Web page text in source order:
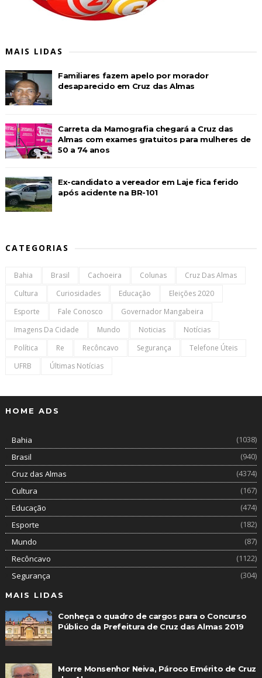
MAIS LIDAS
Familiares fazem apelo por morador
desaparecido em Cruz das Almas
Carreta da Mamografia chegará a Cruz das
Almas com exames gratuitos para mulheres de
50 a 74 anos
Ex-candidato a vereador em Laje fica ferido
após acidente na BR-101
CATEGORIAS
Bahia Brasil Cachoeira Colunas
Cruz Das Almas
Cultura
Curiosidades Educação
Eleições 2020
Esporte
Fale Conosco
Governador Mangabeira
Imagens Da Cidade
Mundo Noticias
Notícias
Política
Re Recôncavo Segurança
Telefone Úteis
UFRB
Últimas Notícias
HOME ADS
Bahia
(1038)
Brasil
(940)
Cruz das Almas
(4374)
Cultura
(167)
Educação
(474)
Esporte
(182)
Mundo
(87)
Recôncavo
(1122)
Segurança
(304)
MAIS LIDAS
Conheça o quadro de cargos para o Concurso
Público da Prefeitura de Cruz das Almas 2019
Morre Monsenhor Neiva, Pároco Emérito de Cruz